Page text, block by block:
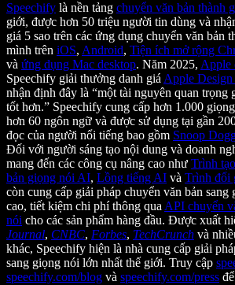
Speechify là nền tảng chuyển văn bản thành
giới, được hơn 50 triệu người tin dùng và
giá 5 sao trên các ứng dụng chuyển văn bản
mình trên iOS, Android, Tiện ích mở rộng
và ứng dụng Mac desktop. Năm 2025, Apple
Speechify giải thưởng danh giá Apple
nhận định đây là “một tài nguyên quan trọng
tốt hơn.” Speechify cung cấp hơn 1.000
hơn 60 ngôn ngữ và được sử dụng tại gần
đọc của người nổi tiếng bao gồm Snoop
Đối với người sáng tạo nội dung và doanh
mang đến các công cụ nâng cao như Trình
bản giọng nói AI, Lồng tiếng AI và Trình đổi
còn cung cấp giải pháp chuyển văn bản
cao, tiết kiệm chi phí thông qua API chuyển
nói cho các sản phẩm hàng đầu. Được xuất
Journal, CNBC, Forbes, TechCrunch và
khác, Speechify hiện là nhà cung cấp giải
sang giọng nói lớn nhất thế giới. Truy cập
speechify.com/blog và speechify.com/press